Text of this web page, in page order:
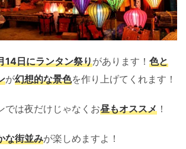
14日にランタン祭りがあります！ 色と
が幻想的な景色を作り上げてくれます！
では夜だけじゃなくお昼もオススメ ！
な街並みが楽しめますよ！